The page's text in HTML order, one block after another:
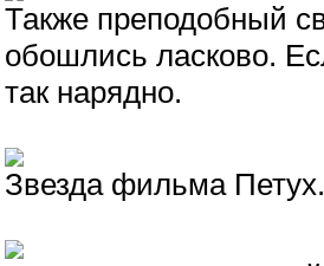
Также преподобный
обошлись ласково.
так нарядно.
Звезда фильма